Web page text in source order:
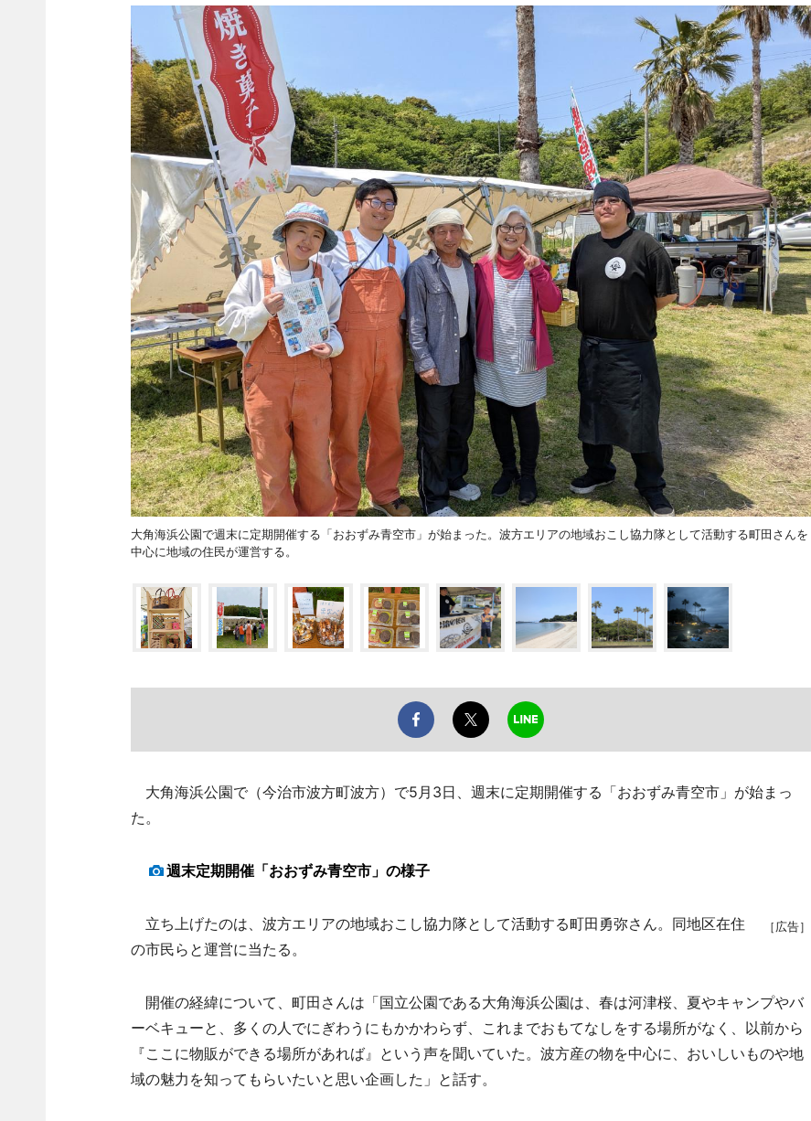
大角海浜公園で週末に定期開催する「おおずみ青空市」が始まった。波方エリアの地域おこし協力隊として活動する町田さんを
中心に地域の住民が運営する。
大角海浜公園で（今治市波方町波方）で5月3日、週末に定期開催する「おおずみ青空市」が始まっ
た。
週末定期開催「おおずみ青空市」の様子
［広告］
立ち上げたのは、波方エリアの地域おこし協力隊として活動する町田勇弥さん。同地区在住
の市民らと運営に当たる。
開催の経緯について、町田さんは「国立公園である大角海浜公園は、春は河津桜、夏やキャンプやバ
ーベキューと、多くの人でにぎわうにもかかわらず、これまでおもてなしをする場所がなく、以前から
『ここに物販ができる場所があれば』という声を聞いていた。波方産の物を中心に、おいしいものや地
域の魅力を知ってもらいたいと思い企画した」と話す。